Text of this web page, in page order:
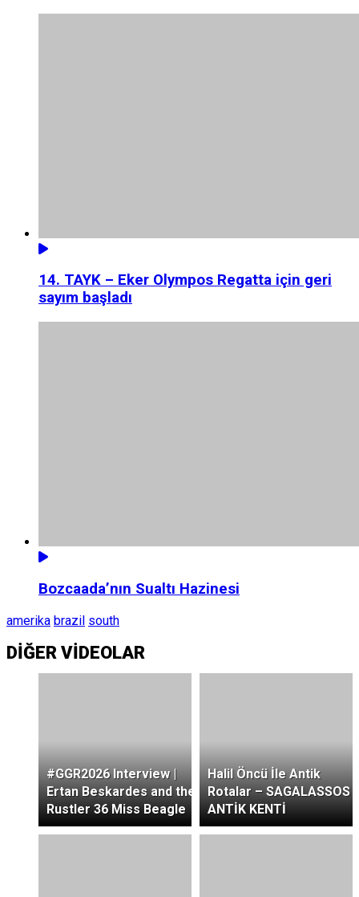
14. TAYK – Eker Olympos Regatta için geri
sayım başladı
Bozcaada’nın Sualtı Hazinesi
amerika brazil south
DİĞER VİDEOLAR
#GGR2026 Interview |
Ertan Beskardes and the
Rustler 36 Miss Beagle
Halil Öncü İle Antik
Rotalar – SAGALASSOS
ANTİK KENTİ